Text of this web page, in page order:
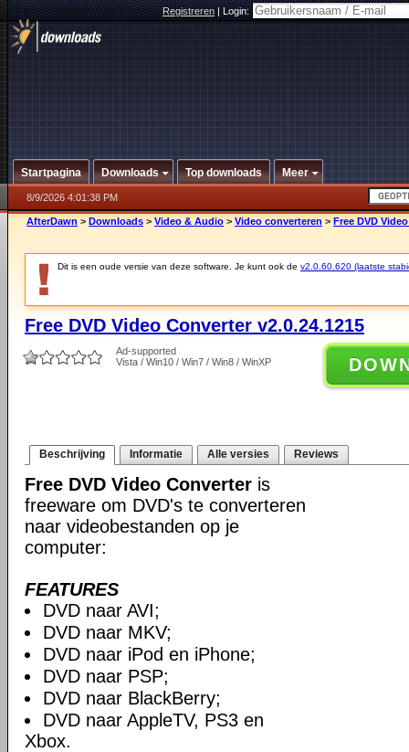
Registreren|Login:
Startpagina Downloads Top downloads Meer
8/9/2026 4:01:38 PM
AfterDawn > Downloads > Video & Audio > Video converteren > Free DVD
Dit is een oude versie van deze software. Je kunt ook de v2.0.60.620 (laatste
Free DVD Video Converter v2.0.24.1215
Ad-supported
Vista / Win10 / Win7 / Win8 / WinXP
Beschrijving Informatie Alle versies Reviews
Free DVD Video Converter is
freeware om DVD's te converteren
naar videobestanden op je
computer:
FEATURES
DVD naar AVI;
DVD naar MKV;
DVD naar iPod en iPhone;
DVD naar PSP;
DVD naar BlackBerry;
DVD naar AppleTV, PS3 en
Xbox.